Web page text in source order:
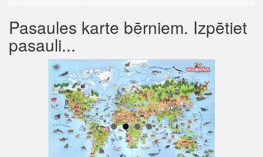
Pasaules karte bērniem. Izpētiet
pasauli...